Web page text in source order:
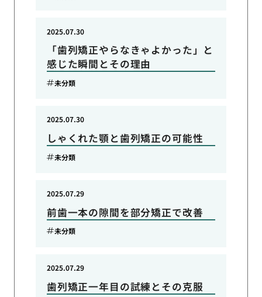
「歯列矯正やらなきゃよかった」と
感じた瞬間とその理由
2025.07.30
未分類
しゃくれた顎と歯列矯正の可能性
2025.07.30
未分類
前歯一本の隙間を部分矯正で改善
2025.07.29
未分類
歯列矯正一年目の試練とその克服
2025.07.29